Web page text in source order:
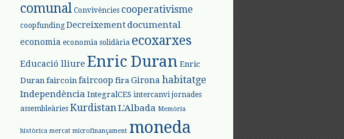
comunal Convivències cooperativisme
coopfunding Decreixementdocumental
economia economia solidària ecoxarxes
Educació lliure Enric Duran Enric
Duran faircoin faircoop fira Girona habitatge
Independència IntegralCES intercanvi jornades
assembleàries Kurdistan L'Albada Memòria
històrica mercat microfinançament moneda